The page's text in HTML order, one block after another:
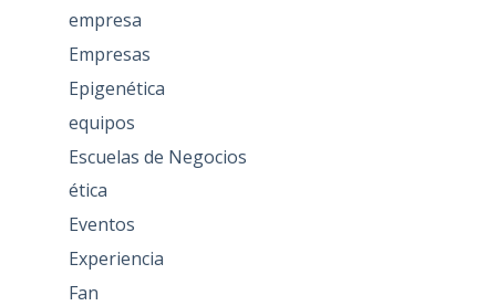
empresa
Empresas
Epigenética
equipos
Escuelas de Negocios
ética
Eventos
Experiencia
Fan